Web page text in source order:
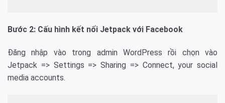
Bước 2: Cấu hình kết nối Jetpack với Facebook
Đăng nhập vào trong admin WordPress rồi chọn vào
Jetpack => Settings => Sharing => Connect, your social
media accounts.